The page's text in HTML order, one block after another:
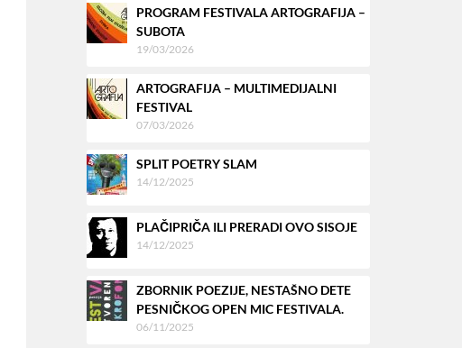
PROGRAM FESTIVALA ARTOGRAFIJA –
SUBOTA
19/03/2026
ARTOGRAFIJA – MULTIMEDIJALNI
FESTIVAL
07/03/2026
SPLIT POETRY SLAM
14/12/2025
PLAČIPRIČA ILI PRERADI OVO SISOJE
14/12/2025
ZBORNIK POEZIJE, NESTAŠNO DETE
PESNIČKOG OPEN MIC FESTIVALA.
06/11/2025